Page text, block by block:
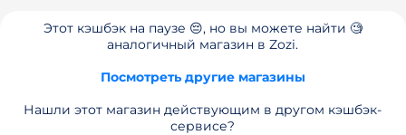
Этот кэшбэк на паузе 😔, но вы можете найти 🧐
аналогичный магазин в Zozi.
Посмотреть другие магазины
Нашли этот магазин действующим в другом кэшбэк-
сервисе?